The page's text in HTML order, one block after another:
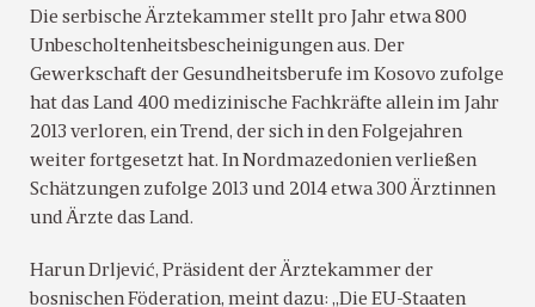
Die serbische Ärztekammer stellt pro Jahr etwa 800
Unbescholtenheitsbescheinigungen aus. Der
Gewerkschaft der Gesundheitsberufe im Kosovo zufolge
hat das Land 400 medizinische Fachkräfte allein im Jahr
2013 verloren, ein Trend, der sich in den Folgejahren
weiter fortgesetzt hat. In Nordmazedonien verließen
Schätzungen zufolge 2013 und 2014 etwa 300 Ärztinnen
und Ärzte das Land.
Harun Drljević, Präsident der Ärztekammer der
bosnischen Föderation, meint dazu: „Die EU-Staaten